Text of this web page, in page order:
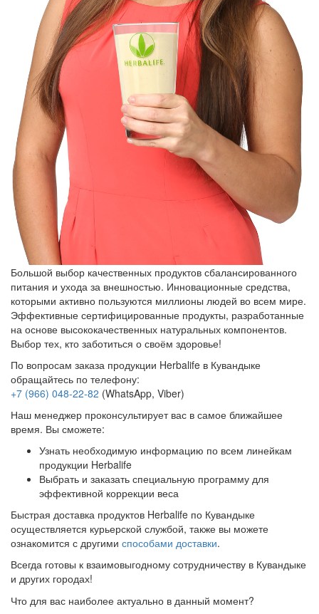
Большой выбор качественных продуктов сбалансированного
питания и ухода за внешностью. Инновационные средства,
которыми активно пользуются миллионы людей во всем мире.
Эффективные сертифицированные продукты, разработанные
на основе высококачественных натуральных компонентов.
Выбор тех, кто заботиться о своём здоровье!
По вопросам заказа продукции Herbalife в Кувандыке
обращайтесь по телефону:
+7 (966) 048-22-82 (WhatsApp, Viber)
Наш менеджер проконсультирует вас в самое ближайшее
время. Вы сможете:
Узнать необходимую информацию по всем линейкам
продукции Herbalife
Выбрать и заказать специальную программу для
эффективной коррекции веса
Быстрая доставка продуктов Herbalife по Кувандыке
осуществляется курьерской службой, также вы можете
ознакомится с другими способами доставки.
Всегда готовы к взаимовыгодному сотрудничеству в Кувандыке
и других городах!
Что для вас наиболее актуально в данный момент?